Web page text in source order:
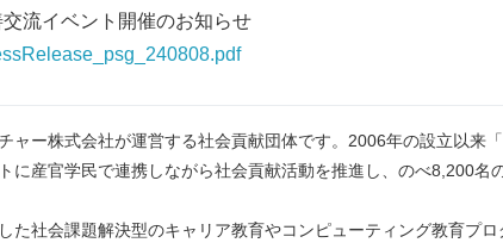
流イベント開催のお知らせ
ャー株式会社が運営する社会貢献団体です。2006年の設立以来
に産官学民で連携しながら社会貢献活動を推進し、のべ8,200名
た社会課題解決型のキャリア教育やコンピューティング教育プ